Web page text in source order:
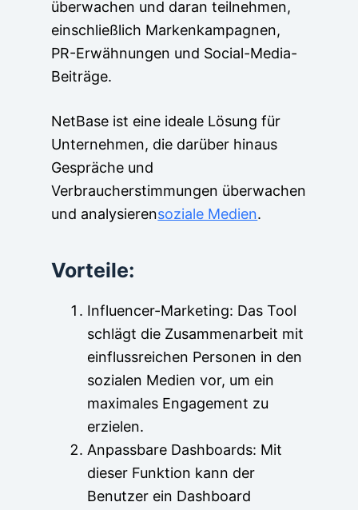
überwachen und daran teilnehmen,
einschließlich Markenkampagnen,
PR-Erwähnungen und Social-Media-
Beiträge.
NetBase ist eine ideale Lösung für
Unternehmen, die darüber hinaus
Gespräche und
Verbraucherstimmungen überwachen
und analysierensoziale Medien.
Vorteile:
Influencer-Marketing: Das Tool
schlägt die Zusammenarbeit mit
einflussreichen Personen in den
sozialen Medien vor, um ein
maximales Engagement zu
erzielen.
Anpassbare Dashboards: Mit
dieser Funktion kann der
Benutzer ein Dashboard